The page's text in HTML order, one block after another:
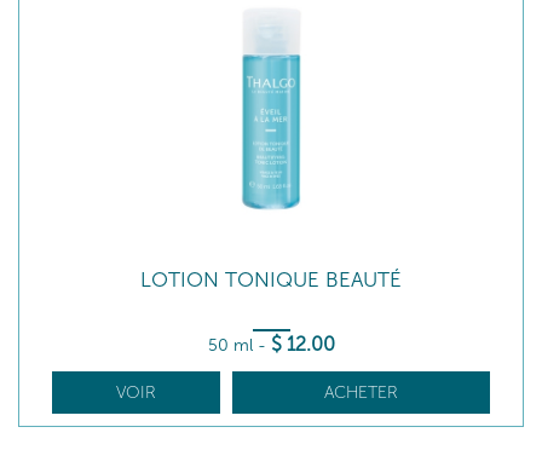
LOTION TONIQUE BEAUTÉ
50 ml - $ 12.00
VOIR ACHETER